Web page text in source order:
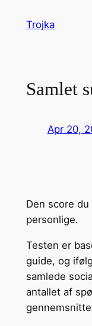
Trojka
Samlet
Apr 20,
Den score
personlige.
Testen er
guide, og
samlede
antallet af